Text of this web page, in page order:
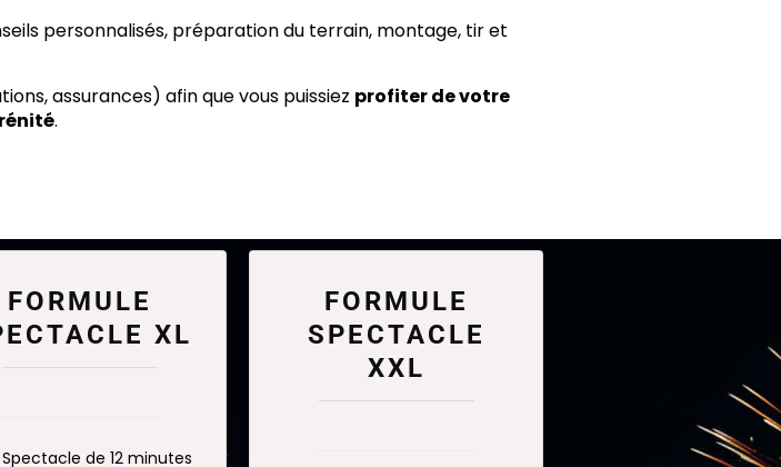
personnalisés, préparation du terrain, montage, tir et
assurances) afin que vous puissiez profiter de votre
.
FORMULE
XL
Spectacle de 12 minutes
FORMULE
SPECTACLE
XXL